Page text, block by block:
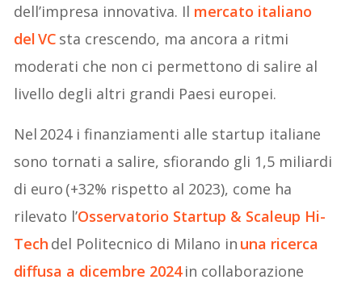
dell’impresa innovativa. Il mercato italiano
del VC sta crescendo, ma ancora a ritmi
moderati che non ci permettono di salire al
livello degli altri grandi Paesi europei.
Nel 2024 i finanziamenti alle startup italiane
sono tornati a salire, sfiorando gli 1,5 miliardi
di euro (+32% rispetto al 2023), come ha
rilevato l’Osservatorio Startup & Scaleup Hi-
Tech del Politecnico di Milano in una ricerca
diffusa a dicembre 2024in collaborazione